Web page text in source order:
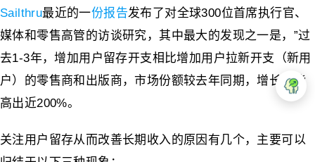
Sailthru最近的一份报告发布了对全球300位首席执行官、
媒体和零售高管的访谈研究，其中最大的发现之一是，”过
去1-3年，增加用户留存开支相比增加用户拉新开支（新用
户）的零售商和出版商，市场份额较去年同期，增长潜能
高出近200%。
关注用户留存从而改善长期收入的原因有几个，主要可以